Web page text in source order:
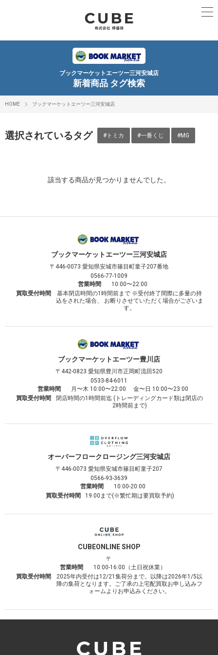
ブックマーケットエーツー三河安城店
新着商品 タグ検索
HOME ブックマーケットエーツー三河安城店
選択されているタグ #トミカ #一番くじ #MG
該当する商品が見つかりませんでした。
ブックマーケットエーツー三河安城店
〒446-0073 愛知県安城市篠目町童子207番地
0566-77-1009
営業時間
10:00〜22:00
買取受付時間
基本閉店時間の1時間前まで ※受付終了間際に多量の持
込をされた場合、 お断りさせていただく場合がございま
す。
ブックマーケットエーツー豊川店
〒442-0823 愛知県豊川市正岡町流田520
0533-84-6011
営業時間
月〜木 10:00〜22:00 金〜日 10:00〜23:00
買取受付時間
閉店時間の1時間前迄 (トレーディングカード類は閉店の
2時間前まで)
オーバーフロークロージング三河安城店
〒446-0073 愛知県安城市篠目町童子207
0566-93-3639
営業時間
10:00-20:00
買取受付時間
19:00まで(※繁忙期は要買取予約)
CUBEONLINE SHOP
〒
営業時間
10:00-16:00（土日祝休業）
買取受付時間
2025年内受付は12/21集荷分まで。以降は2026年1/5以
降の集荷となります。ご了承の上宅配買取お申し込みフ
ォームよりお申込みください。